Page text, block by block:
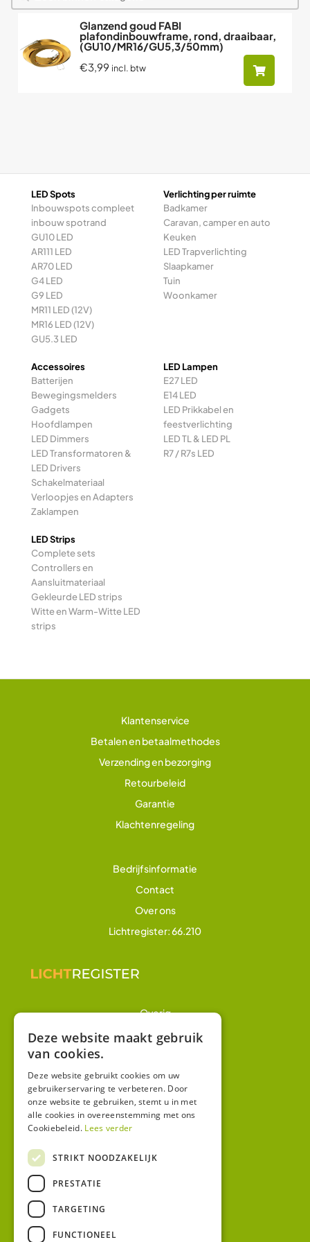
Glanzend goud FABI
plafondinbouwframe, rond, draaibaar,
(GU10/MR16/GU5,3/50mm)
€3,99 incl. btw
LED Spots
Inbouwspots compleet
inbouw spotrand
GU10 LED
AR111 LED
AR70 LED
G4 LED
G9 LED
MR11 LED (12V)
MR16 LED (12V)
GU5.3 LED
Verlichting per ruimte
Badkamer
Caravan, camper en auto
Keuken
LED Trapverlichting
Slaapkamer
Tuin
Woonkamer
Accessoires
Batterijen
Bewegingsmelders
Gadgets
Hoofdlampen
LED Dimmers
LED Transformatoren &
LED Drivers
Schakelmateriaal
Verloopjes en Adapters
Zaklampen
LED Lampen
E27 LED
E14 LED
LED Prikkabel en
feestverlichting
LED TL & LED PL
R7 / R7s LED
LED Strips
Complete sets
Controllers en
Aansluitmateriaal
Gekleurde LED strips
Witte en Warm-Witte LED
strips
Klantenservice
Betalen en betaalmethodes
Verzending en bezorging
Retourbeleid
Garantie
Klachtenregeling
Bedrijfsinformatie
Contact
Over ons
Lichtregister: 66.210
Overig
Winkel
Algemene voorwaarden
Privacy
Bezoekadres:
Deze website maakt gebruik
van cookies.
Deze website gebruikt cookies om uw
gebruikerservaring te verbeteren. Door
onze website te gebruiken, stemt u in met
alle cookies in overeenstemming met ons
Cookiebeleid. Lees verder
STRIKT NOODZAKELIJK
PRESTATIE
TARGETING
FUNCTIONEEL